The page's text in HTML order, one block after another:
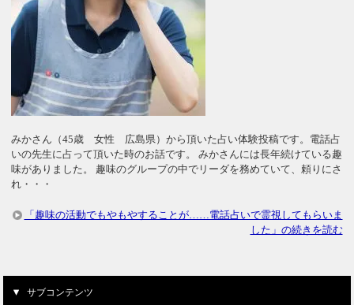
みかさん（45歳 女性 広島県）から頂いた占い体験投稿です。電話占
いの先生に占って頂いた時のお話です。 みかさんには長年続けている趣
味がありました。 趣味のグループの中でリーダを務めていて、頼りにさ
れ・・・
「趣味の活動でもやもやすることが……電話占いで霊視してもらいま
した」の続きを読む
サブコンテンツ